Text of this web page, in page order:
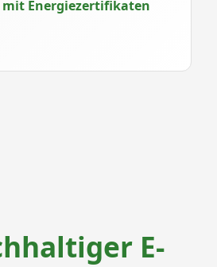
mit Energiezertifikaten
E-